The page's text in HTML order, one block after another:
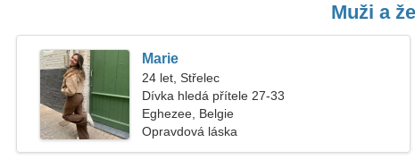
Muži a
Marie
24 let, Střelec
Dívka hledá přítele 27-33
Eghezee, Belgie
Opravdová láska